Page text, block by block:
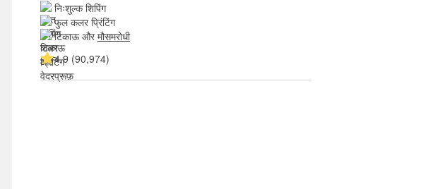
निःशुल्क शिपिंग
फुल कलर प्रिंटिंग
टिकाऊ और मौसमरोधी
4.9 (90,974)